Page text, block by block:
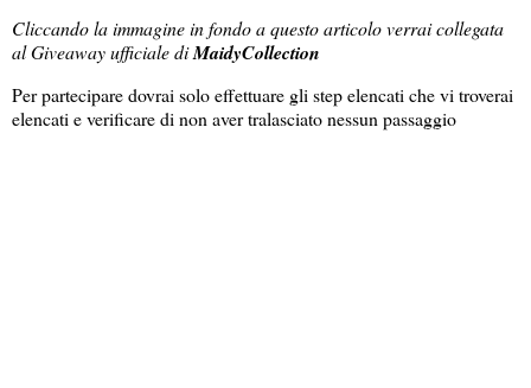
Cliccando la immagine in fondo a questo articolo verrai collegata
al Giveaway ufficiale diMaidyCollection
Per partecipare dovrai solo effettuare gli step elencati che vi troverai
elencati e verificare di non aver tralasciato nessun passaggio